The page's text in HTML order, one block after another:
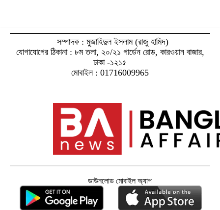
সম্পাদক : মুজাহিদুল ইসলাম (রাজু হামিদ)
যোগাযোগের ঠিকানা : ৮ম তলা, ২০/২১ গার্ডেন রোড, কারওয়ান বাজার,
ঢাকা -১২১৫
মোবাইল : 01716009965
ডাউনলোড মোবাইল অ্যাপ